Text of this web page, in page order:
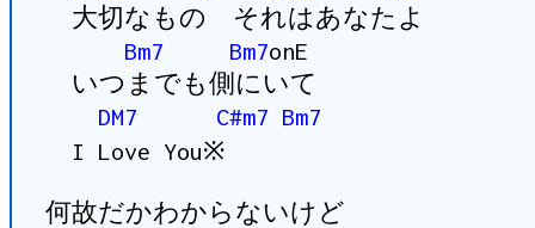
大切なもの それはあなたよ
Bm7
Bm7onE
いつまでも側にいて
DM7
C#m7 Bm7
I Love You※
何故だかわからないけど